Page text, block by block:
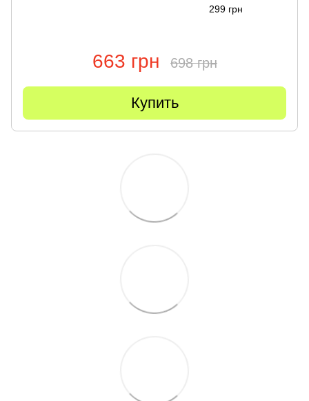
299 грн
663 грн 698 грн
Купить